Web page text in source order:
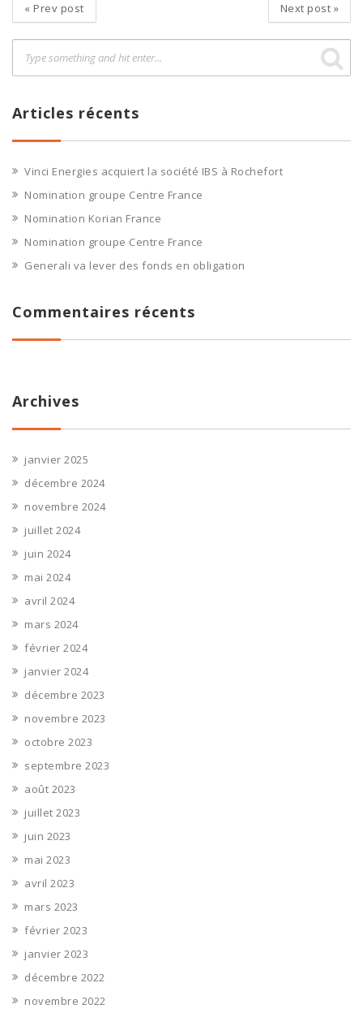
« Prev post Next post »
Articles récents
Vinci Energies acquiert la société IBS à Rochefort
Nomination groupe Centre France
Nomination Korian France
Nomination groupe Centre France
Generali va lever des fonds en obligation
Commentaires récents
Archives
janvier 2025
décembre 2024
novembre 2024
juillet 2024
juin 2024
mai 2024
avril 2024
mars 2024
février 2024
janvier 2024
décembre 2023
novembre 2023
octobre 2023
septembre 2023
août 2023
juillet 2023
juin 2023
mai 2023
avril 2023
mars 2023
février 2023
janvier 2023
décembre 2022
novembre 2022